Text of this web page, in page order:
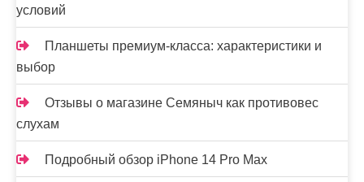
условий
Планшеты премиум-класса: характеристики и
выбор
Отзывы о магазине Семяныч как противовес
слухам
Подробный обзор iPhone 14 Pro Max